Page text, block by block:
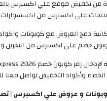
60% بالإضافة إلى إمكانية دمج
علي اكسبرس من البحرين وذلك
الخصم وأكواد التخفيض تواصل
و عروض علي اكسبرس | تصل